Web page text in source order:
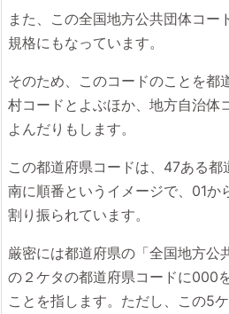
また、この全国地方公共団体コー
規格にもなっています。
そのため、このコードのことを都
村コードとよぶほか、地方自治体
よんだりもします。
この都道府県コードは、47ある都
南に順番というイメージで、01か
割り振られています。
厳密には都道府県の「全国地方公
の２ケタの都道府県コードに000
ことを指します。ただし、この5